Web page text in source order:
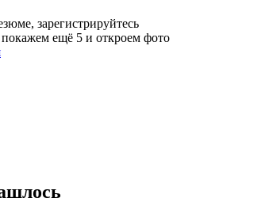
зарегистрируйтесь
ещё 5 и откроем фото